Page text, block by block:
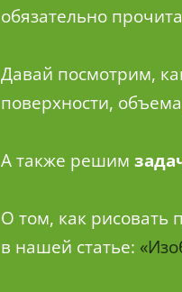
обязательно
Давай посмотрим,
поверхности,
А также решим
О том, как рисовать
в нашей статье: